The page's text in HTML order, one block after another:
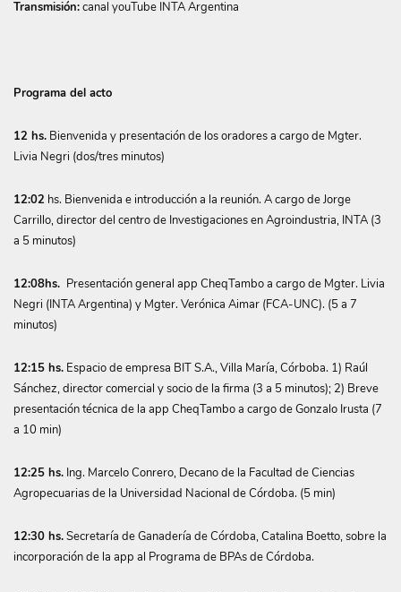
Transmisión:canal youTube INTA Argentina
Programa del acto
12 hs. Bienvenida y presentación de los oradores a cargo de Mgter.
Livia Negri (dos/tres minutos)
12:02 hs. Bienvenida e introducción a la reunión. A cargo de Jorge
Carrillo, director del centro de Investigaciones en Agroindustria, INTA (3
a 5 minutos)
12:08hs. Presentación general app CheqTambo a cargo de Mgter. Livia
Negri (INTA Argentina) y Mgter. Verónica Aimar (FCA-UNC). (5 a 7
minutos)
12:15 hs. Espacio de empresa BIT S.A., Villa María, Córboba. 1) Raúl
Sánchez, director comercial y socio de la firma (3 a 5 minutos); 2) Breve
presentación técnica de la app CheqTambo a cargo de Gonzalo Irusta (7
a 10 min)
12:25 hs. Ing. Marcelo Conrero, Decano de la Facultad de Ciencias
Agropecuarias de la Universidad Nacional de Córdoba. (5 min)
12:30 hs.Secretaría de Ganadería de Córdoba, Catalina Boetto, sobre la
incorporación de la app al Programa de BPAs de Córdoba.